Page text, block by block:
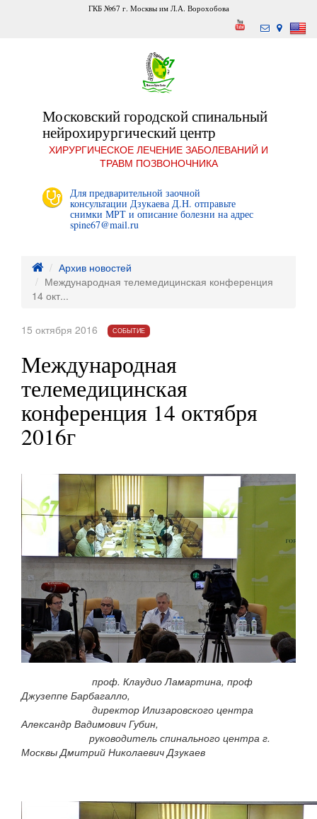
ГКБ №67 г. Москвы им Л.А. Ворохобова
Московский городской спинальный
нейрохирургический центр
ХИРУРГИЧЕСКОЕ ЛЕЧЕНИЕ ЗАБОЛЕВАНИЙ И
ТРАВМ ПОЗВОНОЧНИКА
Для предварительной заочной
консультации Дзукаева Д.Н. отправьте
снимки МРТ и описание болезни на адрес
spine67@mail.ru
Архив новостей
Международная телемедицинская конференция
14 окт...
15 октября 2016 СОБЫТИЕ
Международная
телемедицинская
конференция 14 октября
2016г
проф. Клаудио Ламартина, проф
Джузеппе Барбагалло,
директор Илизаровского центра
Александр Вадимович Губин,
руководитель спинального центра г.
Москвы Дмитрий Николаевич Дзукаев